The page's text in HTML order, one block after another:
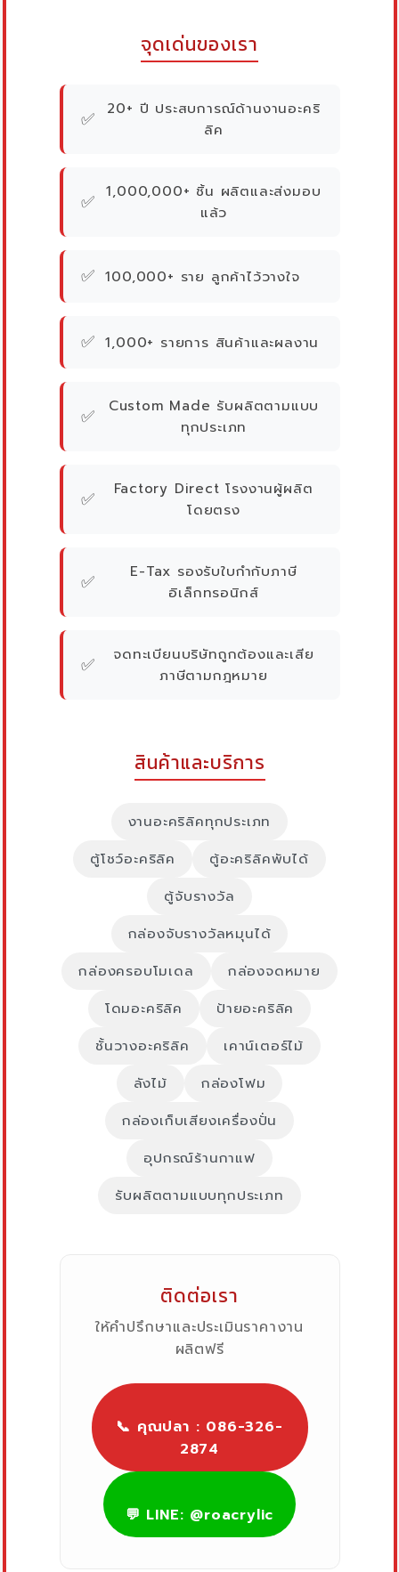
จุดเด่นของเรา
✅
20+ ปี ประสบการณ์ด้านงานอะคริ
ลิค
✅ 1,000,000+ ชิ้น ผลิตและส่งมอบ
แล้ว
✅ 100,000+ ราย ลูกค้าไว้วางใจ
✅ 1,000+ รายการ สินค้าและผลงาน
✅
Custom Made รับผลิตตามแบบ
ทุกประเภท
✅
Factory Direct โรงงานผู้ผลิต
โดยตรง
✅
E-Tax รองรับใบกำกับภาษี
อิเล็กทรอนิกส์
✅
จดทะเบียนบริษัทถูกต้องและเสีย
ภาษีตามกฎหมาย
สินค้าและบริการ
งานอะคริลิคทุกประเภท
ตู้โชว์อะคริลิค
ตู้อะคริลิคพับได้
ตู้จับรางวัล
กล่องจับรางวัลหมุนได้
กล่องครอบโมเดล
กล่องจดหมาย
โดมอะคริลิค
ป้ายอะคริลิค
ชั้นวางอะคริลิค
เคาน์เตอร์ไม้
ลังไม้
กล่องโฟม
กล่องเก็บเสียงเครื่องปั่น
อุปกรณ์ร้านกาแฟ
รับผลิตตามแบบทุกประเภท
ติดต่อเรา
ให้คำปรึกษาและประเมินราคางาน
ผลิตฟรี
📞 คุณปลา : 086-326-
2874
💬 LINE: @roacrylic